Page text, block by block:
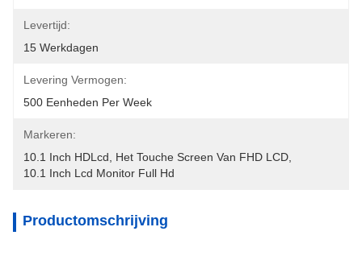
Levertijd:
15 Werkdagen
Levering Vermogen:
500 Eenheden Per Week
Markeren:
10.1 Inch HDLcd
Het Touche Screen Van FHD LCD
10.1 Inch Lcd Monitor Full Hd
Productomschrijving